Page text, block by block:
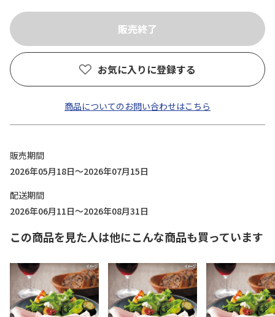
お気に入りに登録する
商品についてのお問い合わせはこちら
販売期間
2026年05月18日～2026年07月15日
配送期間
2026年06月11日～2026年08月31日
この商品を見た人は他にこんな商品も買っています